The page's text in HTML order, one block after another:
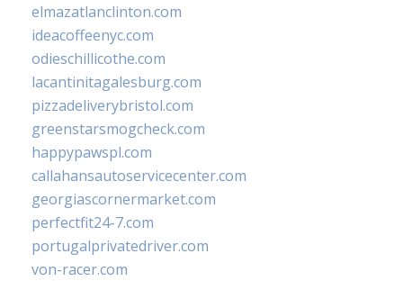
elmazatlanclinton.com
ideacoffeenyc.com
odieschillicothe.com
lacantinitagalesburg.com
pizzadeliverybristol.com
greenstarsmogcheck.com
happypawspl.com
callahansautoservicecenter.com
georgiascornermarket.com
perfectfit24-7.com
portugalprivatedriver.com
von-racer.com